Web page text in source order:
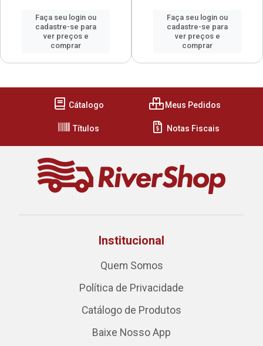
Faça seu login ou
cadastre-se para
ver preços e
comprar
Faça seu login ou
cadastre-se para
ver preços e
comprar
Cátalogo Meus Pedidos
Títulos Notas Fiscais
Institucional
Quem Somos
Política de Privacidade
Catálogo de Produtos
Baixe Nosso App